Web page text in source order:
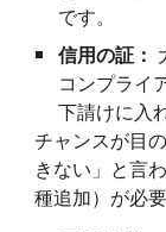
です。
信用の証：
コンプライ
下請けに入
チャンスが目
きない」と言
種追加）が必要